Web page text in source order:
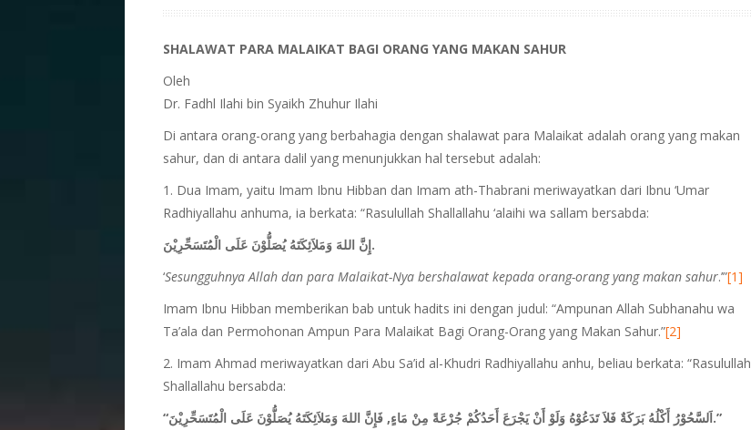
SHALAWAT PARA MALAIKAT BAGI ORANG YANG MAKAN SAHUR
Oleh
Dr. Fadhl Ilahi bin Syaikh Zhuhur Ilahi
Di antara orang-orang yang berbahagia dengan shalawat para Malaikat adalah orang yang makan
sahur, dan di antara dalil yang menunjukkan hal tersebut adalah:
1. Dua Imam, yaitu Imam Ibnu Hibban dan Imam ath-Thabrani meriwayatkan dari Ibnu ‘Umar
Radhiyallahu anhuma, ia berkata: “Rasulullah Shallallahu ‘alaihi wa sallam bersabda:
إِنَّ اللهَ وَمَلاَئِكَتَهُ يُصَلُّوْنَ عَلَى الْمُتَسَحِّرِيْنَ.
‘Sesungguhnya Allah dan para Malaikat-Nya bershalawat kepada orang-orang yang makan sahur.’”[1]
Imam Ibnu Hibban memberikan bab untuk hadits ini dengan judul: “Ampunan Allah Subhanahu wa
Ta’ala dan Permohonan Ampun Para Malaikat Bagi Orang-Orang yang Makan Sahur.”[2]
2. Imam Ahmad meriwayatkan dari Abu Sa’id al-Khudri Radhiyallahu anhu, beliau berkata: “Rasulullah
Shallallahu bersabda:
“اَلسَّحُوْرُ أَكْلُهُ بَرَكَةٌ فَلاَ تَدَعُوْهُ وَلَوْ أَنْ يَجْرَعَ أَحَدُكُمْ جُرْعَةً مِنْ مَاءٍ, فَإِنَّ اللهَ وَمَلاَئِكَتَهُ يُصَلُّوْنَ عَلَى الْمُتَسَحِّرِيْنَ.”